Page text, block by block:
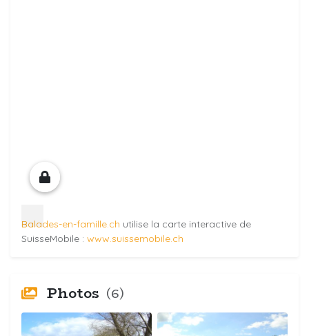
Balades-en-famille.ch utilise la carte interactive de
SuisseMobile : www.suissemobile.ch
Photos (6)